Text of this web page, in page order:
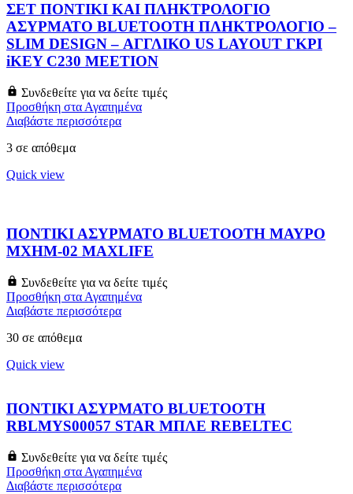
ΣΕΤ ΠΟΝΤΙΚΙ ΚΑΙ ΠΛΗΚΤΡΟΛΟΓΙΟ
ΑΣΥΡΜΑΤΟ BLUETOOTH ΠΛΗΚΤΡΟΛΟΓΙΟ –
SLIM DESIGN – ΑΓΓΛΙΚΟ US LAYOUT ΓΚΡΙ
iKEY C230 MEETION
Συνδεθείτε για να δείτε τιμές
Προσθήκη στα Αγαπημένα
Διαβάστε περισσότερα
3 σε απόθεμα
Quick view
ΠΟΝΤΙΚΙ ΑΣΥΡΜΑΤΟ BLUETOOTH ΜΑΥΡΟ
MXHM-02 MAXLIFE
Συνδεθείτε για να δείτε τιμές
Προσθήκη στα Αγαπημένα
Διαβάστε περισσότερα
30 σε απόθεμα
Quick view
ΠΟΝΤΙΚΙ ΑΣΥΡΜΑΤΟ BLUETOOTH
RBLMYS00057 STAR ΜΠΛΕ REBELTEC
Συνδεθείτε για να δείτε τιμές
Προσθήκη στα Αγαπημένα
Διαβάστε περισσότερα